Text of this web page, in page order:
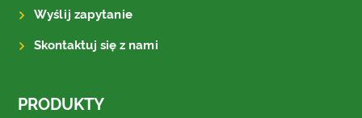
Wyślij zapytanie
Skontaktuj się z nami
PRODUKTY